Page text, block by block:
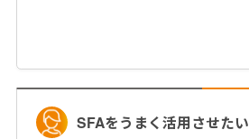
SFAをうまく活用させたい